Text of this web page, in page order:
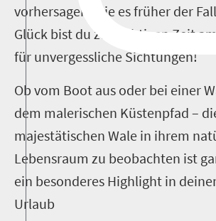
vorhersagen, wie es früher der Fall
Glück bist du zur richtigen Zeit
für unvergessliche Sichtungen!
Ob vom Boot aus oder bei einer
dem malerischen Küstenpfad –
majestätischen Wale in ihrem
Lebensraum zu beobachten ist
ein besonderes Highlight in
Urlaub